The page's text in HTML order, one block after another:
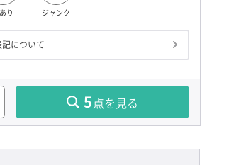
り ジャンク
について
5点を見る